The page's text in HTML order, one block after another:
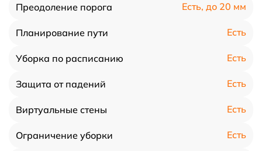
Преодоление порога Есть, до 20 мм
Планирование пути Есть
Уборка по расписанию Есть
Защита от падений Есть
Виртуальные стены Есть
Ограничение уборки Есть